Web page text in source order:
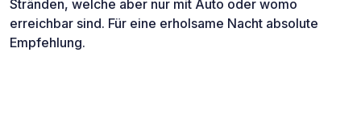
Stränden, welche aber nur mit Auto oder womo
erreichbar sind. Für eine erholsame Nacht absolute
Empfehlung.